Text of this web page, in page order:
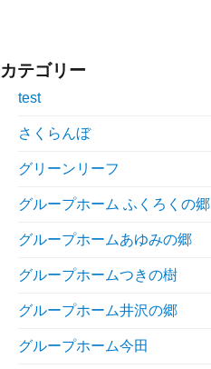
カテゴリー
test
さくらんぼ
グリーンリーフ
グループホーム ふくろくの郷
グループホームあゆみの郷
グループホームつきの樹
グループホーム井沢の郷
グループホーム今田